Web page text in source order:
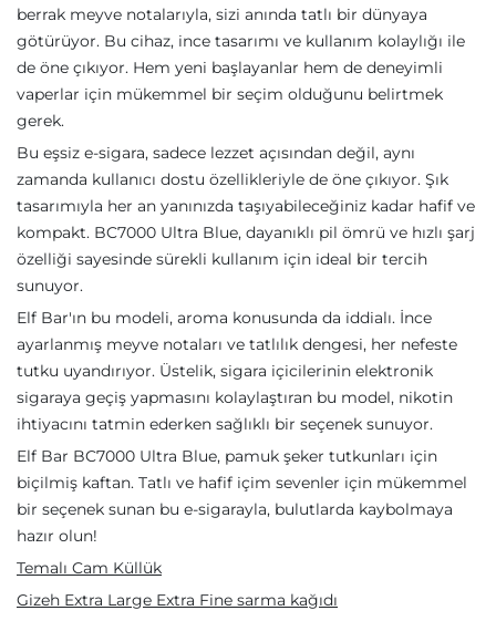
berrak meyve notalarıyla, sizi anında tatlı bir dünyaya
götürüyor. Bu cihaz, ince tasarımı ve kullanım kolaylığı ile
de öne çıkıyor. Hem yeni başlayanlar hem de deneyimli
vaperlar için mükemmel bir seçim olduğunu belirtmek
gerek.
Bu eşsiz e-sigara, sadece lezzet açısından değil, aynı
zamanda kullanıcı dostu özellikleriyle de öne çıkıyor. Şık
tasarımıyla her an yanınızda taşıyabileceğiniz kadar hafif ve
kompakt. BC7000 Ultra Blue, dayanıklı pil ömrü ve hızlı şarj
özelliği sayesinde sürekli kullanım için ideal bir tercih
sunuyor.
Elf Bar'ın bu modeli, aroma konusunda da iddialı. İnce
ayarlanmış meyve notaları ve tatlılık dengesi, her nefeste
tutku uyandırıyor. Üstelik, sigara içicilerinin elektronik
sigaraya geçiş yapmasını kolaylaştıran bu model, nikotin
ihtiyacını tatmin ederken sağlıklı bir seçenek sunuyor.
Elf Bar BC7000 Ultra Blue, pamuk şeker tutkunları için
biçilmiş kaftan. Tatlı ve hafif içim sevenler için mükemmel
bir seçenek sunan bu e-sigarayla, bulutlarda kaybolmaya
hazır olun!
Temalı Cam Küllük
Gizeh Extra Large Extra Fine sarma kağıdı